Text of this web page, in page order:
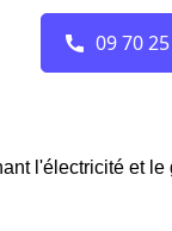
l'électricité et